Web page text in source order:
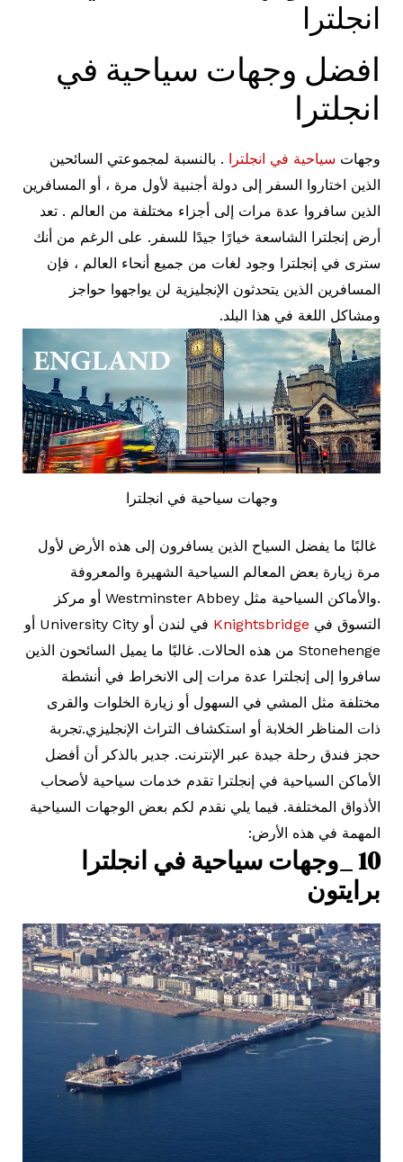
انجلترا
افضل وجهات سياحية في
انجلترا
وجهات سياحية في انجلترا . بالنسبة لمجموعتي السائحين
الذين اختاروا السفر إلى دولة أجنبية لأول مرة ، أو المسافرين
الذين سافروا عدة مرات إلى أجزاء مختلفة من العالم . تعد
أرض إنجلترا الشاسعة خيارًا جيدًا للسفر. على الرغم من أنك
سترى في إنجلترا وجود لغات من جميع أنحاء العالم ، فإن
المسافرين الذين يتحدثون الإنجليزية لن يواجهوا حواجز
ومشاكل اللغة في هذا البلد.
وجهات سياحية في انجلترا
غالبًا ما يفضل السياح الذين يسافرون إلى هذه الأرض لأول
مرة زيارة بعض المعالم السياحية الشهيرة والمعروفة
.والأماكن السياحية مثل Westminster Abbey أو مركز
التسوق في Knightsbridge
في لندن أو University City أو
Stonehenge من هذه الحالات. غالبًا ما يميل السائحون الذين
سافروا إلى إنجلترا عدة مرات إلى الانخراط في أنشطة
مختلفة مثل المشي في السهول أو زيارة الخلوات والقرى
ذات المناظر الخلابة أو استكشاف التراث الإنجليزي.تجربة
حجز فندق رحلة جيدة عبر الإنترنت. جدير بالذكر أن أفضل
الأماكن السياحية في إنجلترا تقدم خدمات سياحية لأصحاب
الأذواق المختلفة. فيما يلي نقدم لكم بعض الوجهات السياحية
المهمة في هذه الأرض:
10 _وجهات سياحية في انجلترا
برايتون